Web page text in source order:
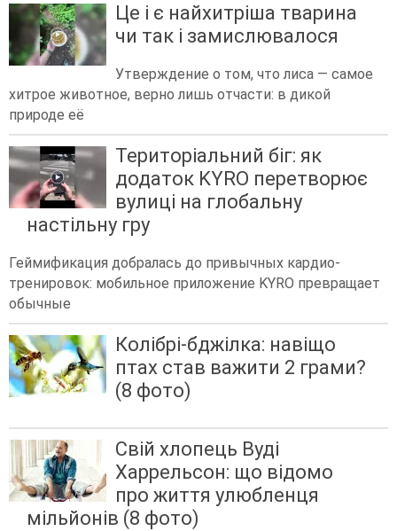
Це і є найхитріша тварина
чи так і замислювалося
Утверждение о том, что лиса — самое
хитрое животное, верно лишь отчасти: в дикой
природе её
Територіальний біг: як
додаток KYRO перетворює
вулиці на глобальну
настільну гру
Геймификация добралась до привычных кардио-
тренировок: мобильное приложение KYRO превращает
обычные
Колібрі-бджілка: навіщо
птах став важити 2 грами?
(8 фото)
Свій хлопець Вуді
Харрельсон: що відомо
про життя улюбленця
мільйонів (8 фото)